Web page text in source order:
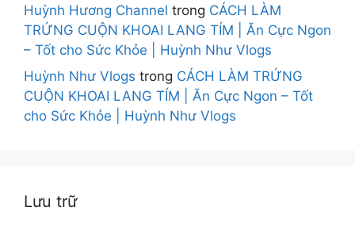
Huỳnh Hương Channel trong CÁCH LÀM
TRỨNG CUỘN KHOAI LANG TÍM | Ăn Cực Ngon
– Tốt cho Sức Khỏe | Huỳnh Như Vlogs
Huỳnh Như Vlogs trong CÁCH LÀM TRỨNG
CUỘN KHOAI LANG TÍM | Ăn Cực Ngon – Tốt
cho Sức Khỏe | Huỳnh Như Vlogs
Lưu trữ